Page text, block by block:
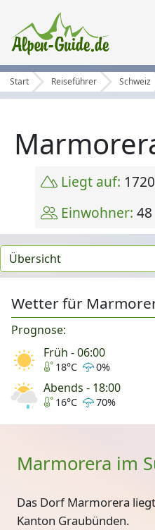
Start Reiseführer Schweiz
Liegt auf:
Einwohner: 48
Wetter für
Prognose:
Früh - 06:00
18°C 0%
Abends - 18:00
16°C 70%
Marmorera im
Das Dorf Marmorera
Kanton Graubünden.